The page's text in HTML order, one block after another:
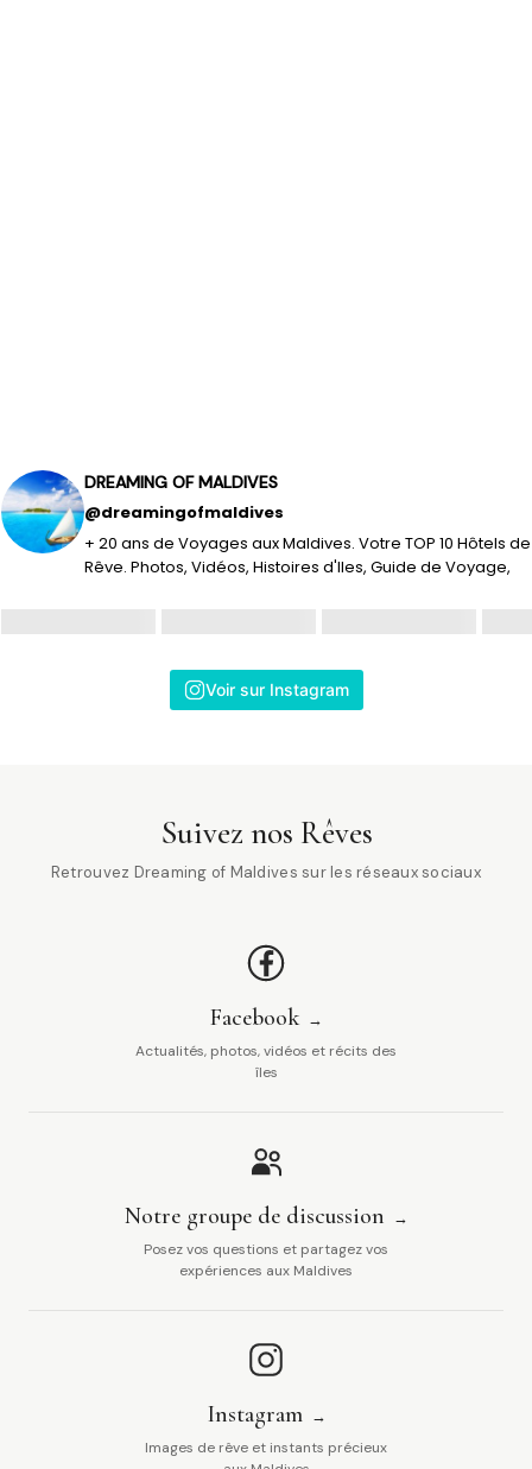
DREAMING OF MALDIVES
@dreamingofmaldives
+ 20 ans de Voyages aux Maldives. Votre TOP 10 Hôtels de
Rêve. Photos, Vidéos, Histoires d'Iles, Guide de Voyage,
Voir sur Instagram
Suivez nos Rêves
Retrouvez Dreaming of Maldives sur les réseaux sociaux
Facebook
Actualités, photos, vidéos et récits des
îles
Notre groupe de discussion
Posez vos questions et partagez vos
expériences aux Maldives
Instagram
Images de rêve et instants précieux